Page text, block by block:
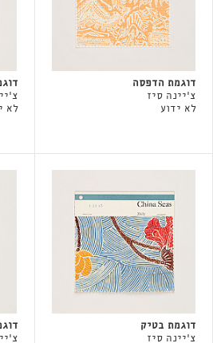
דוגמת הדפסה
צ'יינה סיז
לא ידוע
לא
דוגמת בטיק
צ'יינה סיז